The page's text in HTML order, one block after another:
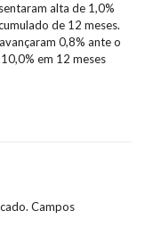
alta de 1,0%
de 12 meses.
0,8% ante o
em 12 meses
Campos